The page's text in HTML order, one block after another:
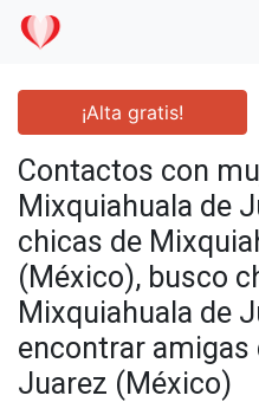
¡Alta gratis!
Contactos con
Mixquiahuala de
chicas de
(México), busco
Mixquiahuala de
encontrar amigas
Juarez (México)